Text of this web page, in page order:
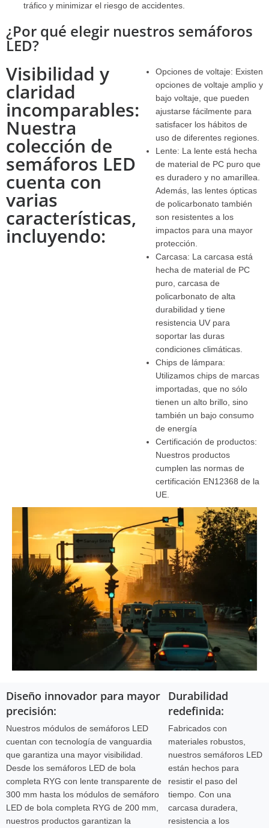
tráfico y minimizar el riesgo de accidentes.
¿Por qué elegir nuestros semáforos
LED?
Visibilidad y
claridad
incomparables:
Nuestra
colección de
semáforos LED
cuenta con
varias
características,
incluyendo:
Opciones de voltaje: Existen
opciones de voltaje amplio y
bajo voltaje, que pueden
ajustarse fácilmente para
satisfacer los hábitos de
uso de diferentes regiones.
Lente: La lente está hecha
de material de PC puro que
es duradero y no amarillea.
Además, las lentes ópticas
de policarbonato también
son resistentes a los
impactos para una mayor
protección.
Carcasa: La carcasa está
hecha de material de PC
puro, carcasa de
policarbonato de alta
durabilidad y tiene
resistencia UV para
soportar las duras
condiciones climáticas.
Chips de lámpara:
Utilizamos chips de marcas
importadas, que no sólo
tienen un alto brillo, sino
también un bajo consumo
de energía
Certificación de productos:
Nuestros productos
cumplen las normas de
certificación EN12368 de la
UE.
Diseño innovador para mayor
precisión:
Nuestros módulos de semáforos LED
cuentan con tecnología de vanguardia
que garantiza una mayor visibilidad.
Desde los semáforos LED de bola
completa RYG con lente transparente de
300 mm hasta los módulos de semáforo
LED de bola completa RYG de 200 mm,
nuestros productos garantizan la
Durabilidad
redefinida:
Fabricados con
materiales robustos,
nuestros semáforos LED
están hechos para
resistir el paso del
tiempo. Con una
carcasa duradera,
resistencia a los